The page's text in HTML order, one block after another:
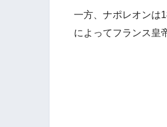
一方、ナポレオンは
によってフランス皇